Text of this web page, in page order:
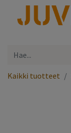
Kaikki tuotteet